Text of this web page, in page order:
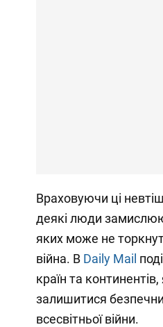
Враховуючи ці
деякі люди
яких може не
війна. В Daily Mail
країн та
залишитися
всесвітньої війни.